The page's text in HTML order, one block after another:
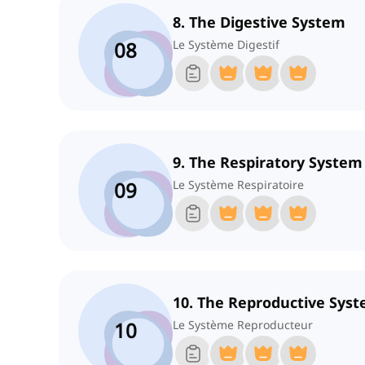
08
8. The Digestive System
Le Système Digestif
09
9. The Respiratory System
Le Système Respiratoire
10
10. The Reproductive
Le Système Reproducteur